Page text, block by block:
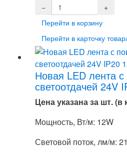
Перейти в корзину
Перейти в карточку
Новая LED лента
светоотдачей 24V
Цена указана за шт. (в
Мощность, Вт/м: 12W
Световой поток, лм/м: